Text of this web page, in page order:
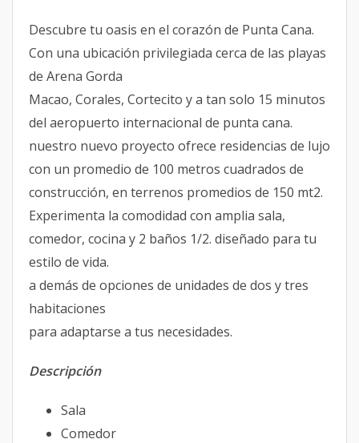
Descubre tu oasis en el corazón de Punta Cana.
Con una ubicación privilegiada cerca de las playas
de Arena Gorda
Macao, Corales, Cortecito y a tan solo 15 minutos
del aeropuerto internacional de punta cana.
nuestro nuevo proyecto ofrece residencias de lujo
con un promedio de 100 metros cuadrados de
construcción, en terrenos promedios de 150 mt2.
Experimenta la comodidad con amplia sala,
comedor, cocina y 2 baños 1/2. diseñado para tu
estilo de vida.
a demás de opciones de unidades de dos y tres
habitaciones
para adaptarse a tus necesidades.
Descripción
Sala
Comedor